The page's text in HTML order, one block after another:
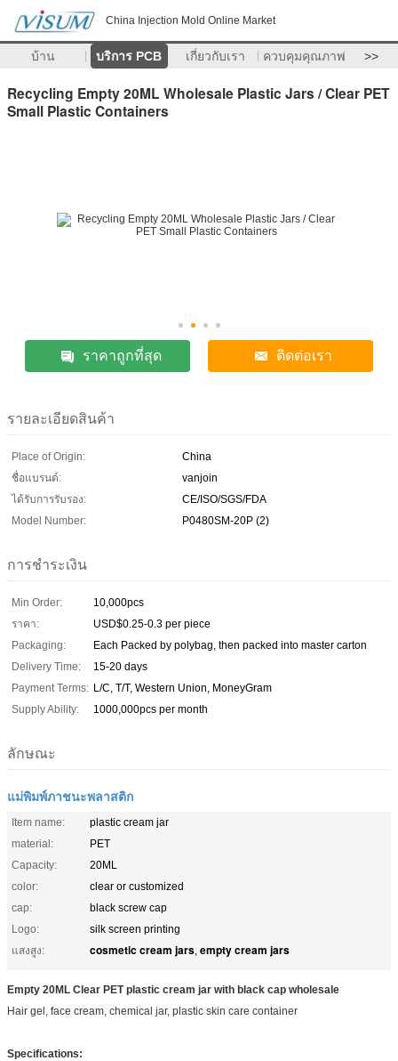
China Injection Mold Online Market
บ้าน บริการ PCB เกี่ยวกับเรา ควบคุมคุณภาพ >>
Recycling Empty 20ML Wholesale Plastic Jars / Clear PET
Small Plastic Containers
ราคาถูกที่สุด ติดต่อเรา
รายละเอียดสินค้า
Place of Origin:
China
ชื่อแบรนด์:
vanjoin
ได้รับการรับรอง:
CE/ISO/SGS/FDA
Model Number:
P0480SM-20P (2)
การชำระเงิน
Min Order:
10,000pcs
ราคา:
USD$0.25-0.3 per piece
Packaging:
Each Packed by polybag, then packed into master carton
Delivery Time:
15-20 days
Payment Terms: L/C, T/T, Western Union, MoneyGram
Supply Ability:
1000,000pcs per month
ลักษณะ
แม่พิมพ์ภาชนะพลาสติก
Item name:
plastic cream jar
material:
PET
Capacity:
20ML
color:
clear or customized
cap:
black screw cap
Logo:
silk screen printing
แสงสูง:
cosmetic cream jars, empty cream jars
Empty 20ML Clear PET plastic cream jar with black cap wholesale
Hair gel, face cream, chemical jar, plastic skin care container
Specifications: